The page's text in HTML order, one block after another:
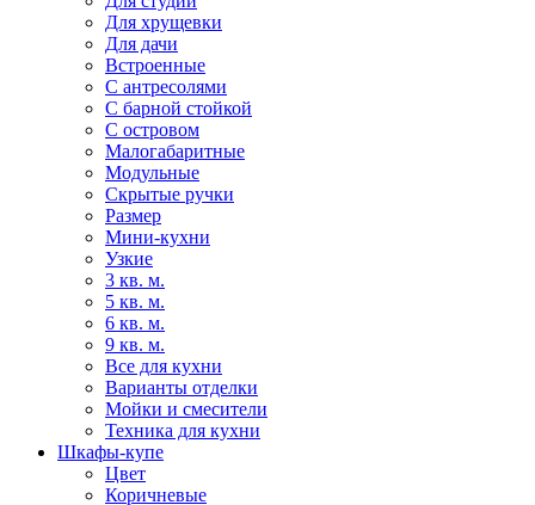
Для хрущевки
Для дачи
Встроенные
С антресолями
С барной стойкой
С островом
Малогабаритные
Модульные
Скрытые ручки
Размер
Мини-кухни
Узкие
3 кв. м.
5 кв. м.
6 кв. м.
9 кв. м.
Все для кухни
Варианты отделки
Мойки и смесители
Техника для кухни
Шкафы-купе
Цвет
Коричневые